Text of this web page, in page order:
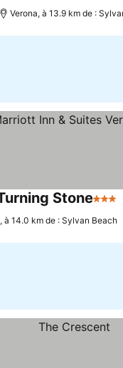
Verona, à 13.9 km de :
Stone3
à 14.0 km de : Sylvan Beach